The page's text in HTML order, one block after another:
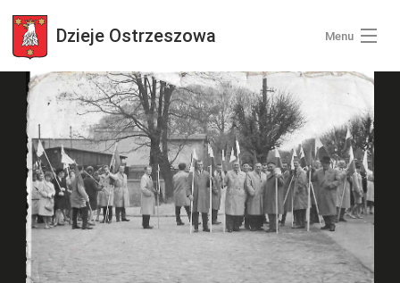
Dzieje Ostrzeszowa Menu
Wszystkie zdjęcia
Kategorie zdjęć
Zaloguj się
+ Dodaj zdjęcia